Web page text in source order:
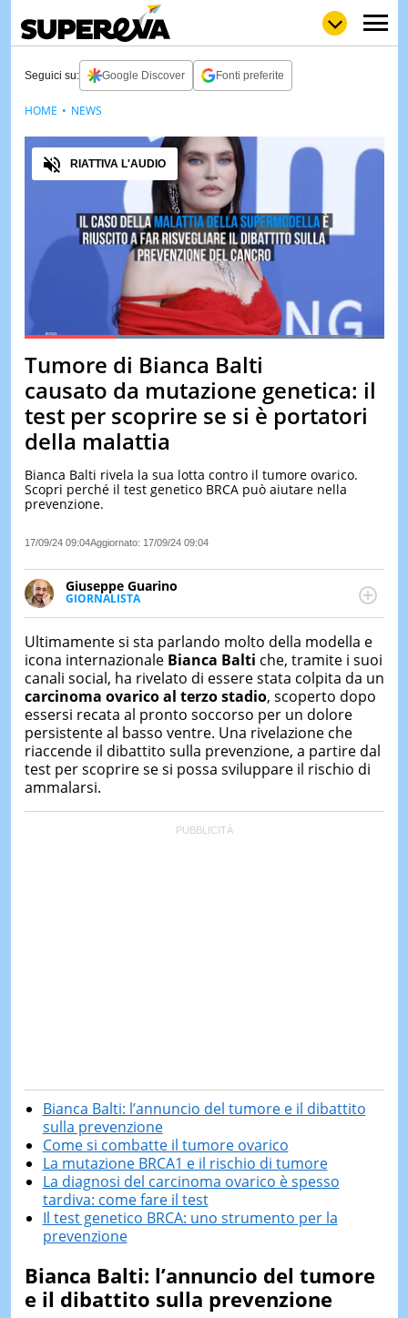
WOW
STORIE
QUIZ
TEST
&
OGGI
Seguici su: Google Discover Fonti preferite
PauseUnmute
Loaded:92.57%
Audio
RIATTIVA L'AUDIO
Tumore di Bianca Balti
causato da mutazione genetica: il
test per scoprire se si è portatori
della malattia
Bianca Balti rivela la sua lotta contro il tumore ovarico.
Scopri perché il test genetico BRCA può aiutare nella
prevenzione.
17/09/24 09:04Aggiornato: 17/09/24 09:04
Giuseppe Guarino
GIORNALISTA
Ph(D) in Diritto Comparato e processi di
integrazione e attivo nel campo della ricerca, in
particolare sulla Storia contemporanea di America
Latina e Spagna. Collabora con numerose testate ed
è presidente dell'Associazione Culturale "La
Biblioteca del Sannio".
HOME NEWS
Ultimamente si sta parlando molto della modella e
icona internazionale Bianca Balti che, tramite i suoi
canali social, ha rivelato di essere stata colpita da un
carcinoma ovarico al terzo stadio, scoperto dopo
essersi recata al pronto soccorso per un dolore
persistente al basso ventre. Una rivelazione che
riaccende il dibattito sulla prevenzione, a partire dal
test per scoprire se si possa sviluppare il rischio di
ammalarsi.
Bianca Balti: l’annuncio del tumore e il dibattito
sulla prevenzione
Come si combatte il tumore ovarico
La mutazione BRCA1 e il rischio di tumore
La diagnosi del carcinoma ovarico è spesso
tardiva: come fare il test
Il test genetico BRCA: uno strumento per la
prevenzione
Bianca Balti: l’annuncio del tumore
e il dibattito sulla prevenzione